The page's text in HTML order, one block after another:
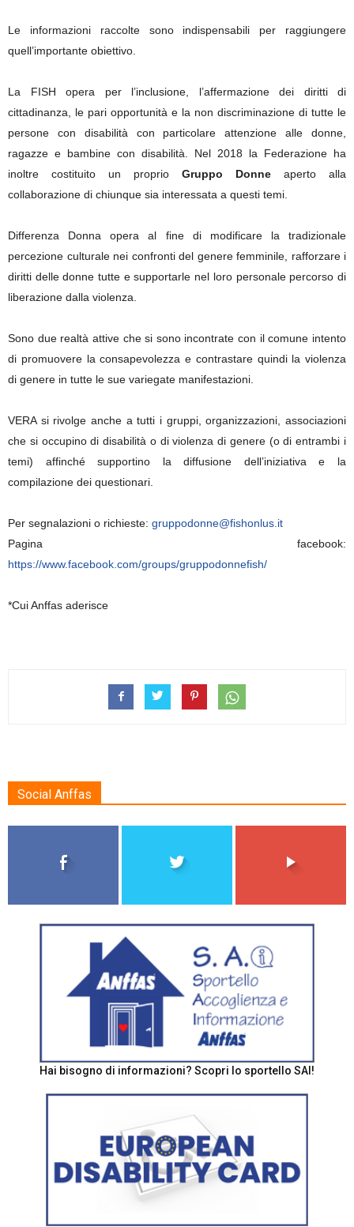
Le informazioni raccolte sono indispensabili per raggiungere
quell’importante obiettivo.
La FISH opera per l’inclusione, l’affermazione dei diritti di
cittadinanza, le pari opportunità e la non discriminazione di tutte le
persone con disabilità con particolare attenzione alle donne,
ragazze e bambine con disabilità. Nel 2018 la Federazione ha
inoltre costituito un proprio Gruppo Donne aperto alla
collaborazione di chiunque sia interessata a questi temi.
Differenza Donna opera al fine di modificare la tradizionale
percezione culturale nei confronti del genere femminile, rafforzare i
diritti delle donne tutte e supportarle nel loro personale percorso di
liberazione dalla violenza.
Sono due realtà attive che si sono incontrate con il comune intento
di promuovere la consapevolezza e contrastare quindi la violenza
di genere in tutte le sue variegate manifestazioni.
VERA si rivolge anche a tutti i gruppi, organizzazioni, associazioni
che si occupino di disabilità o di violenza di genere (o di entrambi i
temi) affinché supportino la diffusione dell’iniziativa e la
compilazione dei questionari.
Per segnalazioni o richieste: gruppodonne@fishonlus.it
Pagina facebook:
https://www.facebook.com/groups/gruppodonnefish/
*Cui Anffas aderisce
Social Anffas
Hai bisogno di informazioni? Scopri lo sportello SAI!